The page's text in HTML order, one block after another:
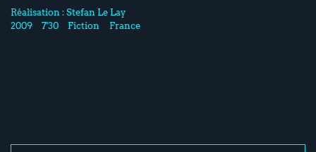
Réalisation :Stefan Le Lay
2009
7'30 Fiction France